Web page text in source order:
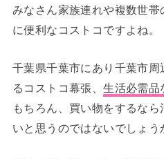
みなさん家族連れや複数世
に便利なコストコですよね。
千葉県千葉市にあり千葉市
るコストコ幕張、生活必需品
もちろん、買い物をするな
いと思うのではないでしょう